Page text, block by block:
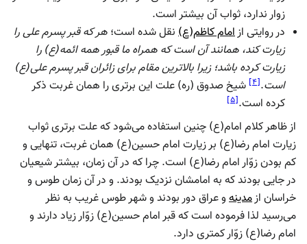
زوار ندارد، ثواب آن بیشتر است.
در روایتی ازامام کاظم(ع) نقل شده است؛ هر که قبر پسرم علی را
زیارت کند، همانند آن است که همراه ما قبور همه ائمه(ع) را
زیارت کرده باشد؛ زیرا بالاترین مقام برای زائران قبر پسرم علی(ع)
است.
[۴] شیخ صدوق (ره) علت این برتری را همان غربت ذکر
کرده است.[۵]
از ظاهر کلام امام(ع) چنین استفاده می‌شود که علت برتری ثواب
زیارت امام رضا(ع) بر زیارت امام حسین(ع) همان غربت، تنهایی و
کم بودن زوّار امام رضا(ع) است. چرا که در آن زمان، بیشتر شیعیان
در جایی بودند که به امامشان نزدیک بودند. و در آن زمان طوس و
خراسان ازمدینه و عراق دور بودند و شهر طوس غریب به نظر
می‌رسید لذا فرموده است که قبر امام حسین(ع) زوّار زیاد دارند و
امام رضا(ع) زوّار کمتری دارد.